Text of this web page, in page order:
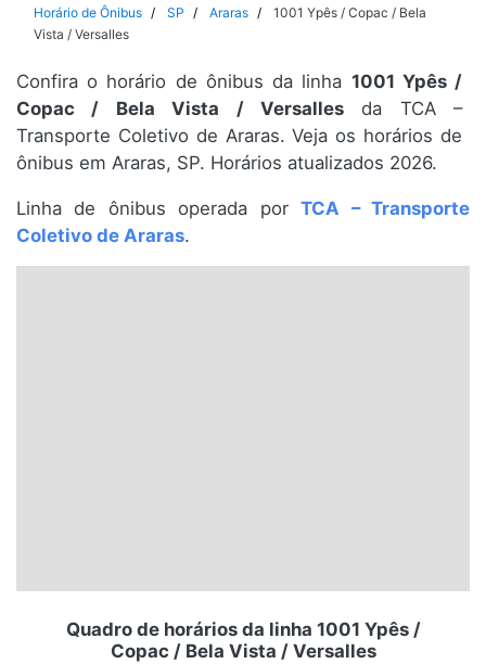
Rio de Janeiro
Espírito Santo
Paraná
Rio Grande do Sul
Horário de Ônibus SP Araras
1001 Ypês / Copac / Bela
Vista / Versalles
Confira o horário de ônibus da linha 1001 Ypês /
Copac / Bela Vista / Versallesda TCA –
Transporte Coletivo de Araras. Veja os horários de
ônibus em Araras, SP. Horários atualizados 2026.
Linha de ônibus operada porTCA – Transporte
Coletivo de Araras.
Quadro de horários da linha 1001 Ypês /
Copac / Bela Vista / Versalles